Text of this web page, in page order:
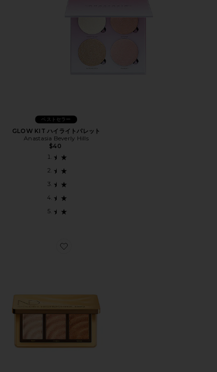
ベストセラー
GLOW KIT ハイライトパレット
Anastasia Beverly Hills
$40
Favorite GOLDEN HIGHLIGHTER TRIO ハイライター